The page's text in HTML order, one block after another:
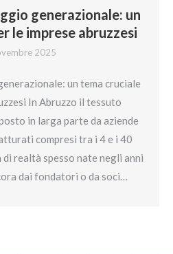
generazionale: un
le imprese abruzzesi
2025
un tema cruciale
In Abruzzo il tessuto
in larga parte da aziende
compresi tra i 4 e i 40
realtà spesso nate negli anni
dai fondatori o da soci…